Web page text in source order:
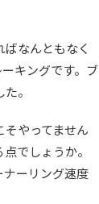
なんともなく
キングです。ブ
。
そやってません
でしょうか。
ーリング速度